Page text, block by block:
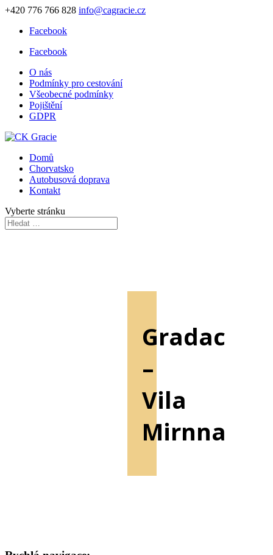
+420 776 766 828 info@cagracie.cz
Facebook
Facebook
O nás
Podmínky pro cestování
Všeobecné podmínky
Pojištění
GDPR
Domů
Chorvatsko
Autobusová doprava
Kontakt
Vyberte stránku
Gradac
–
Vila
Mirnna